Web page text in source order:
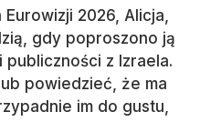
2026, Alicja,
gdy poproszono ją
z Izraela.
powiedzieć, że ma
im do gustu,